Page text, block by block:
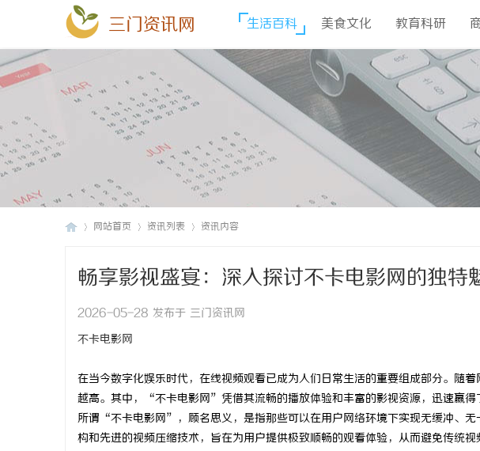
三门资讯网 生活百科 美食文化 教育科研
网站首页 资讯列表 资讯内容
畅享影视盛宴：深入探讨不卡电影网的独特
2026-05-28 发布于 三门资讯网
不卡电影网
在当今数字化娱乐时代，在线视频观看已成为人们日常生活的重要组成部分。随
越高。其中，“不卡电影网”凭借其流畅的播放体验和丰富的影视资源，迅速赢得
所谓“不卡电影网”，顾名思义，是指那些可以在用户网络环境下实现无缓冲、
构和先进的视频压缩技术，旨在为用户提供极致顺畅的观看体验，从而避免传统视